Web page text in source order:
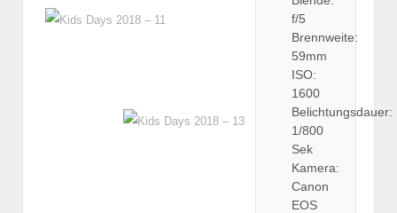
f/5
Brennweite:
59mm
ISO:
1600
Belichtungsdauer:
1/800
Sek
Kamera:
Canon
EOS